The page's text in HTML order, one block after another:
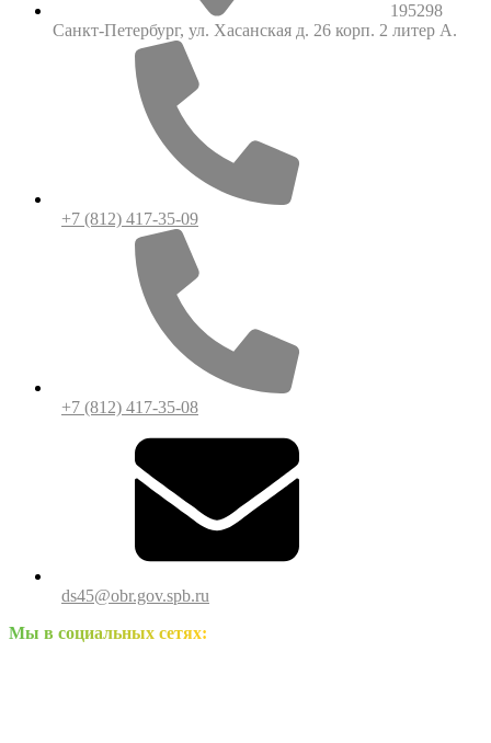
195298
Санкт-Петербург, ул. Хасанская д. 26 корп. 2 литер А.
+7 (812) 417-35-09
+7 (812) 417-35-08
ds45@obr.gov.spb.ru
Мы в социальных сетях: